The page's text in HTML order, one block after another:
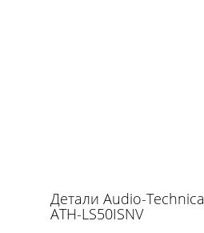
Детали Audio-Technica
ATH-LS50ISNV